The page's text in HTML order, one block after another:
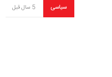
سیاسی 5 سال قبل